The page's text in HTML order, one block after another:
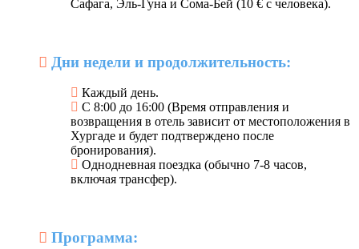
Сафага, Эль-Гуна и Сома-Бей (10 € с человека).
Дни недели и продолжительность:
Каждый день.
С 8:00 до 16:00 (Время отправления и
возвращения в отель зависит от местоположения в
Хургаде и будет подтверждено после
бронирования).
Однодневная поездка (обычно 7-8 часов,
включая трансфер).
Программа: